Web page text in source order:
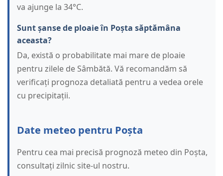
va ajunge la 34°C.
Sunt șanse de ploaie în Poșta săptămâna
aceasta?
Da, există o probabilitate mai mare de ploaie
pentru zilele de Sâmbătă. Vă recomandăm să
verificați prognoza detaliată pentru a vedea orele
cu precipitații.
Date meteo pentru Poșta
Pentru cea mai precisă prognoză meteo din Poșta,
consultați zilnic site-ul nostru.